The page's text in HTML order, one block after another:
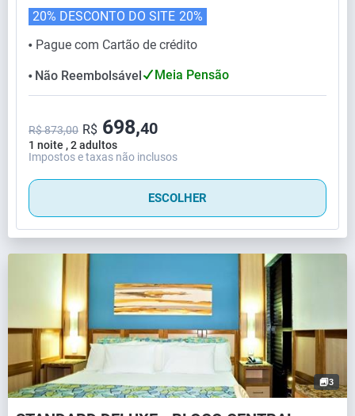
⬤ Pague com Cartão de crédito
20% DESCONTO DO SITE 20%
⬤ Não Reembolsável Meia Pensão
1 noite , 2 adultos
R$ 873,00 R$ 698,40
Impostos e taxas não inclusos
ESCOLHER
3